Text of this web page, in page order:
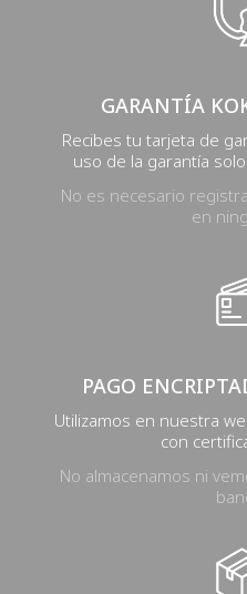
GARANTÍA
Recibes tu tarjeta de
uso de la garantía
No es necesario
en
PAGO
Utilizamos en nuestra
con
No almacenamos ni